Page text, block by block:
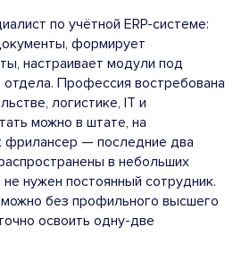
по учётной ERP-системе:
формирует
настраивает модули под
отдела. Профессия востребована
логистике, IT и
можно в штате, на
фрилансер — последние два
в небольших
нужен постоянный сотрудник.
без профильного высшего
освоить одну-две